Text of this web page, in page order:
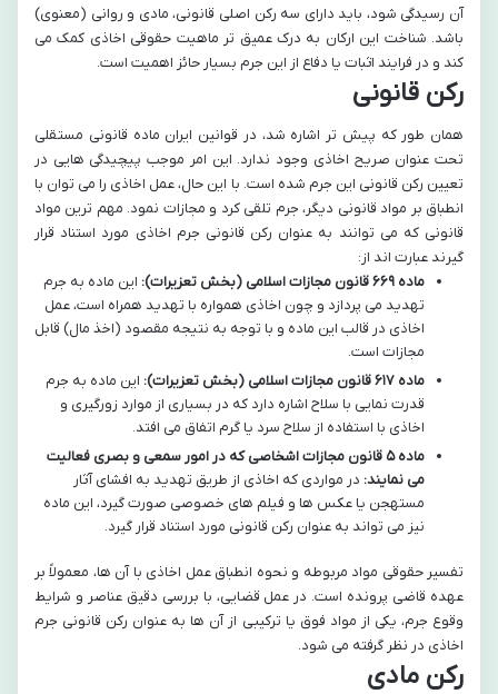
آن رسیدگی شود، باید دارای سه رکن اصلی قانونی، مادی و روانی (معنوی)
باشد. شناخت این ارکان به درک عمیق تر ماهیت حقوقی اخاذی کمک می
کند و در فرایند اثبات یا دفاع از این جرم بسیار حائز اهمیت است.
رکن قانونی
همان طور که پیش تر اشاره شد، در قوانین ایران ماده قانونی مستقلی
تحت عنوان صریح اخاذی وجود ندارد. این امر موجب پیچیدگی هایی در
تعیین رکن قانونی این جرم شده است. با این حال، عمل اخاذی را می توان با
انطباق بر مواد قانونی دیگر، جرم تلقی کرد و مجازات نمود. مهم ترین مواد
قانونی که می توانند به عنوان رکن قانونی جرم اخاذی مورد استناد قرار
گیرند عبارت اند از:
ماده ۶۶۹ قانون مجازات اسلامی (بخش تعزیرات):
این ماده به جرم
تهدید می پردازد و چون اخاذی همواره با تهدید همراه است، عمل
اخاذی در قالب این ماده و با توجه به نتیجه مقصود (اخذ مال) قابل
مجازات است.
ماده ۶۱۷ قانون مجازات اسلامی (بخش تعزیرات):
این ماده به جرم
قدرت نمایی با سلاح اشاره دارد که در بسیاری از موارد زورگیری و
اخاذی با استفاده از سلاح سرد یا گرم اتفاق می افتد.
ماده ۵ قانون مجازات اشخاصی که در امور سمعی و بصری فعالیت
می نمایند: در مواردی که اخاذی از طریق تهدید به افشای آثار
مستهجن یا عکس ها و فیلم های خصوصی صورت گیرد، این ماده
نیز می تواند به عنوان رکن قانونی مورد استناد قرار گیرد.
تفسیر حقوقی مواد مربوطه و نحوه انطباق عمل اخاذی با آن ها، معمولاً بر
عهده قاضی پرونده است. در عمل قضایی، با بررسی دقیق عناصر و شرایط
وقوع جرم، یکی از مواد فوق یا ترکیبی از آن ها به عنوان رکن قانونی جرم
اخاذی در نظر گرفته می شود.
رکن مادی